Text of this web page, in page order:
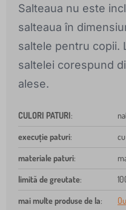
Salteaua nu este
salteaua în
saltele pentru copii.
saltelei corespund
alese.
CULORI PATURI:
execuție paturi:
materiale paturi:
limită de greutate:
mai multe produse de la: